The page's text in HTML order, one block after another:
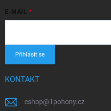
E-MAIL
Přihlásit se
KONTAKT
eshop@1pohony.cz